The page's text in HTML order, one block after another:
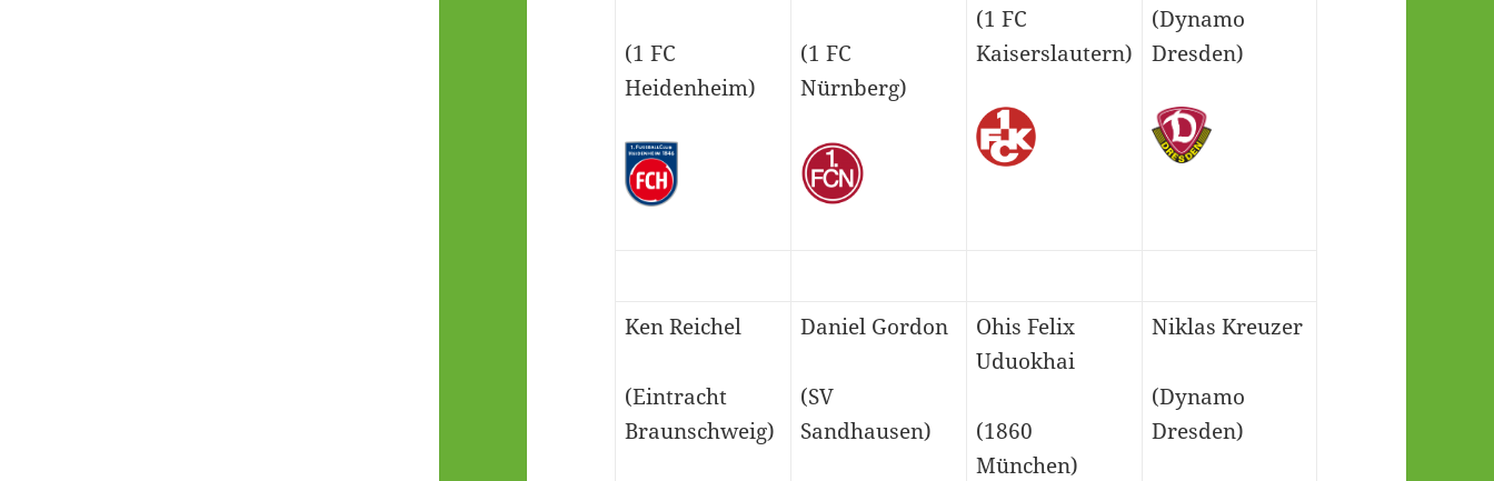
(1 FC
Heidenheim)
(1 FC
Nürnberg)
(1 FC
Kaiserslautern)
(Dynamo
Dresden)
Ken Reichel
(Eintracht
Braunschweig)
Daniel Gordon
(SV
Sandhausen)
Ohis Felix
Uduokhai
(1860
München)
Niklas Kreuzer
(Dynamo
Dresden)